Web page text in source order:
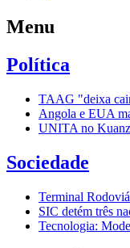
Menu
Política
TAAG "deixa
Angola e EUA
UNITA no
Sociedade
Terminal
SIC detém três
Tecnologia: